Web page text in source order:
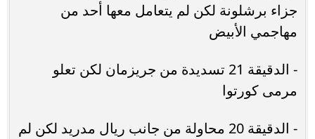
جزاء برشلونة لكن لم يتعامل معها أحد من
مهاجمي الأبيض
- الدقيقة 21 تسديدة من جريزمان لكن تعلو
مرمى كورتوا
- الدقيقة 20 محاولة من جانب ريال مدريد لكن لم